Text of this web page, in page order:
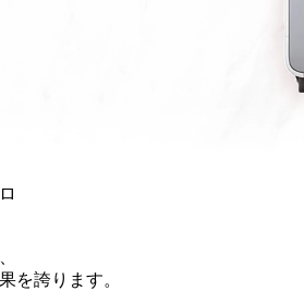
を誇ります。